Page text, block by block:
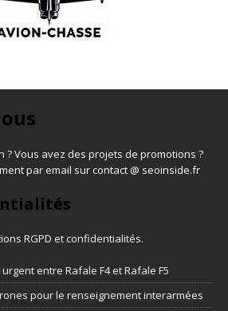
? Vous avez des projets de promotions ?
par email sur contact @ seoinside.fr
RGPD et confidentialités.
entre Rafale F4 et Rafale F5
pour le renseignement interarmées